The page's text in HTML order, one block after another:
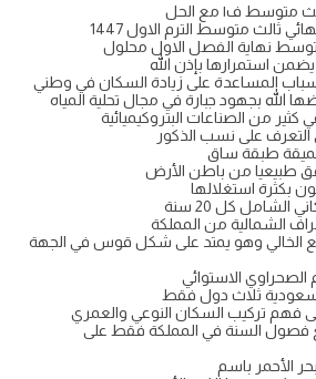
ف١ مع الحل
ثالث متوسط الترم الاول 1447
متوسط نهاية الفصل الاول محلول
يضمن استمرارها بإذن الله
المساعدة على زيادة السكان في وطني
بجهود جبارة في مجال تحلية المياه
من الصناعات البتروكيميائية
التعرف على نسب الذكور
طبقة ساق
طبيعيا من باطن الأرض
بكثرة استغلالها
الشامل كل 20 سنة
الشمالية من المملكة
الخالي وهو يمتد على شكل قوس في الجهة
الاستوائي
ثلاث دول فقط
فهم تركيب السكان النوعي والعمري
فصول السنة في المملكة فقط على
الأحمر باسم